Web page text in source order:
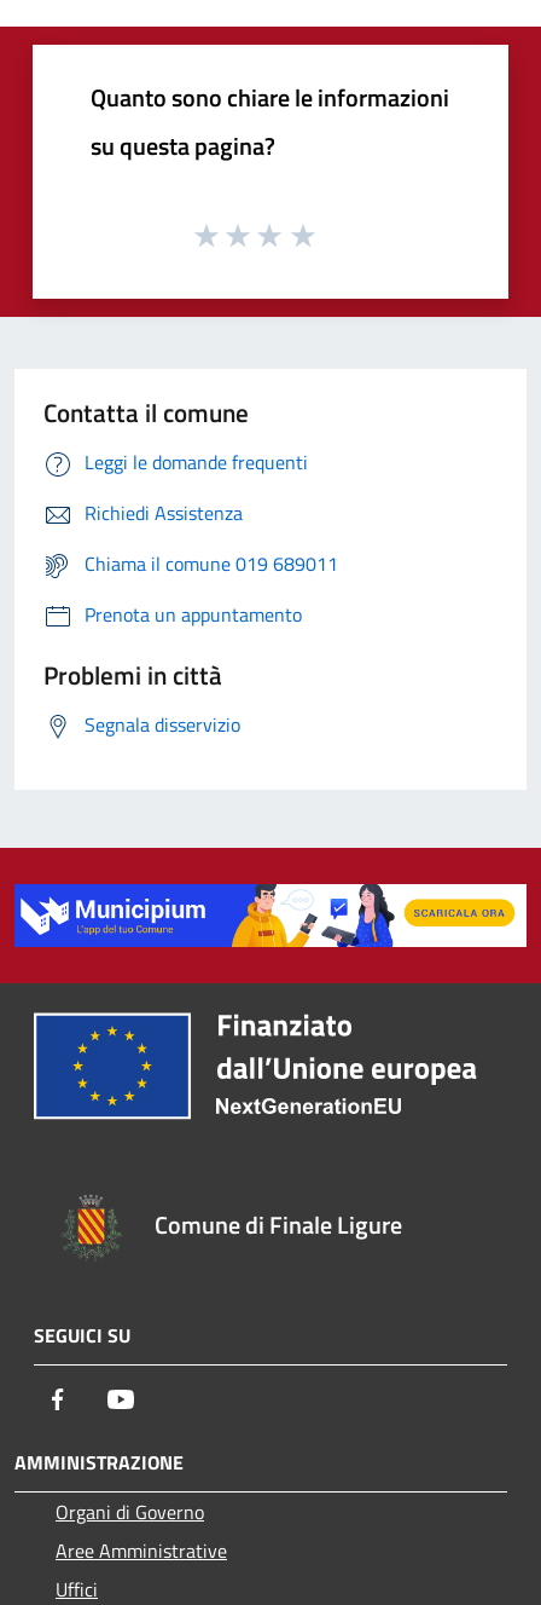
Quanto sono chiare le informazioni
su questa pagina?
Contatta il comune
Leggi le domande frequenti
Richiedi Assistenza
Chiama il comune 019 689011
Prenota un appuntamento
Problemi in città
Segnala disservizio
Comune di Finale Ligure
SEGUICI SU
Facebook
AMMINISTRAZIONE
Organi di Governo
Aree Amministrative
Uffici